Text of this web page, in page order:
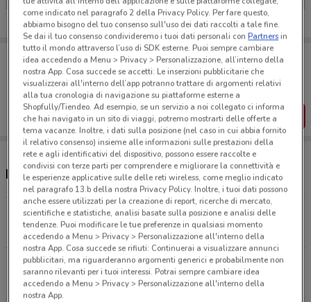
Porta DoveConviene sempre con te!
Puoi trovare le migliori offerte dei negozi vicino a te,
salvarle e creare la tua lista del risparmio, comodamente
dal tuo cellulare.
SCARICA L’APP
Negozi Bahlsen a Monza
Via Porta Lodi, 6 Monza
562 m
APERTO
Via Michelangelo Buonarroti 28 Monza
1 km
APERTO
come indicato nel paragrafo 2 della Privacy Policy. Per fare questo,
abbiamo bisogno del tuo consenso sull'uso dei dati raccolti a tale fine.
Se dai il tuo consenso condivideremo i tuoi dati personali conPartnersin
tutto il mondo attraverso l’uso di SDK esterne. Puoi sempre cambiare
idea accedendo a Menu > Privacy > Personalizzazione, all’interno della
nostra App. Cosa succede se accetti: Le inserzioni pubblicitarie che
visualizzerai all'interno dell’app potranno trattare di argomenti relativi
alla tua cronologia di navigazione su piattaforme esterne a
Shopfully/Tiendeo. Ad esempio, se un servizio a noi collegato ci informa
che hai navigato in un sito di viaggi, potremo mostrarti delle offerte a
tema vacanze. Inoltre, i dati sulla posizione (nel caso in cui abbia fornito
il relativo consenso) insieme alle informazioni sulle prestazioni della
rete e agli identificativi del dispositivo, possono essere raccolte e
condivisi con terze parti per comprendere e migliorare la connettività e
le esperienze applicative sulle delle reti wireless, come meglio indicato
nel paragrafo 13.b della nostra Privacy Policy. Inoltre, i tuoi dati possono
anche essere utilizzati per la creazione di report, ricerche di mercato,
scientifiche e statistiche, analisi basate sulla posizione e analisi delle
tendenze. Puoi modificare le tue preferenze in qualsiasi momento
accedendo a Menu > Privacy > Personalizzazione all'interno della
nostra App. Cosa succede se rifiuti: Continuerai a visualizzare annunci
pubblicitari, ma riguarderanno argomenti generici e probabilmente non
saranno rilevanti per i tuoi interessi. Potrai sempre cambiare idea
accedendo a Menu > Privacy > Personalizzazione all'interno della
nostra App.